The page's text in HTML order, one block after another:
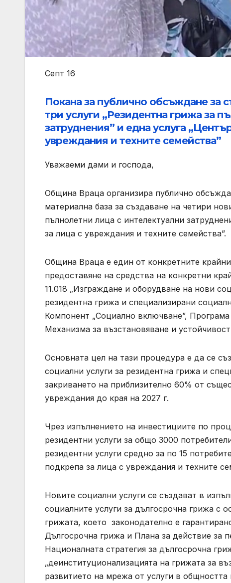
Септ 16
Покана за публично обсъждане за
три услуги „Резидентна грижа за
затруднения” и една услуга
увреждания и техните семейства”
Уважаеми дами и господа,
Община Враца организира публично
материална база за създаване на четири
пълнолетни лица с интелектуални
за лица с увреждания и техните семейства”.
Община Враца е един от конкретните
предоставяне на средства на конкретни
11.018 „Изграждане и оборудване на нови
резидентна грижа и специализирани
Компонент „Социално включване”,
Механизма за възстановяване и
Основната цел на тази процедура е да се
социални услуги за резидентна грижа и
закриването на приблизително 60% от
увреждания до края на 2027 г.
Чрез изпълнението на инвестициите по
резидентни услуги за общо 3000
резидентни услуги средно за по 15
подкрепа за лица с увреждания и техните
Новите социални услуги се създават в
социалните услуги за дългосрочна грижа с
грижата, което законодателно е
Дългосрочна грижа и Плана за действие за
Националната стратегия за дългосрочна
„деинституционализацията на грижата за
развитието на мрежа от услуги в